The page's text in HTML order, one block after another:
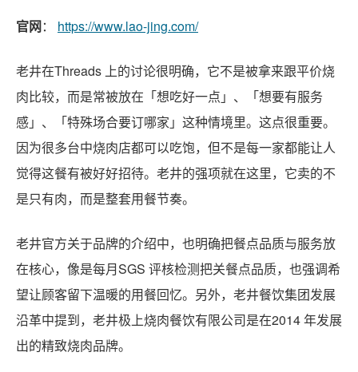
官网： https://www.lao-jing.com/
老井在Threads 上的讨论很明确，它不是被拿来跟平价烧
肉比较，而是常被放在「想吃好一点」、「想要有服务
感」、「特殊场合要订哪家」这种情境里。这点很重要。
因为很多台中烧肉店都可以吃饱，但不是每一家都能让人
觉得这餐有被好好招待。老井的强项就在这里，它卖的不
是只有肉，而是整套用餐节奏。
老井官方关于品牌的介绍中，也明确把餐点品质与服务放
在核心，像是每月SGS 评核检测把关餐点品质，也强调希
望让顾客留下温暖的用餐回忆。另外，老井餐饮集团发展
沿革中提到，老井极上烧肉餐饮有限公司是在2014 年发展
出的精致烧肉品牌。